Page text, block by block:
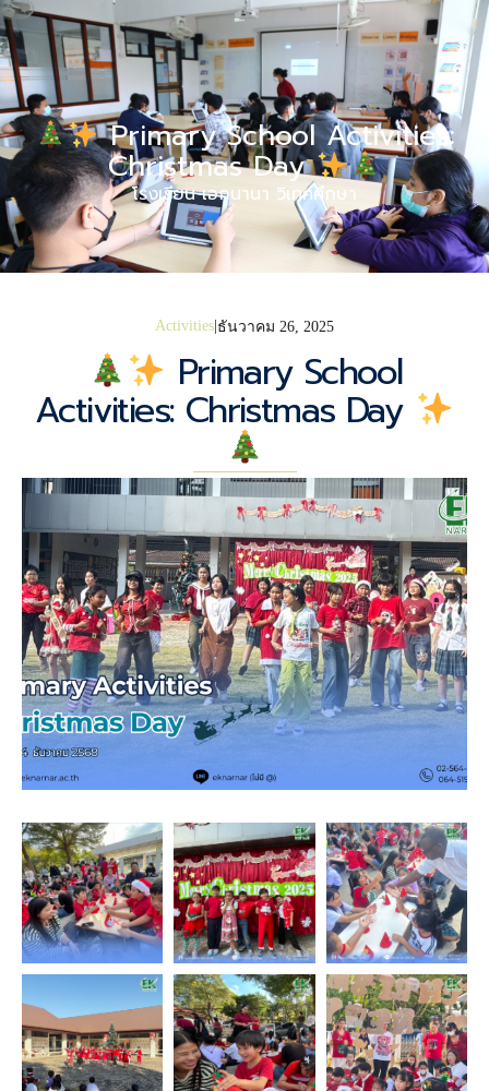
Primary School Activities:
Christmas Day
โรงเรียน เอกนานา วิเทศศึกษา
Activities ธันวาคม 26, 2025
Primary School
Activities: Christmas Day